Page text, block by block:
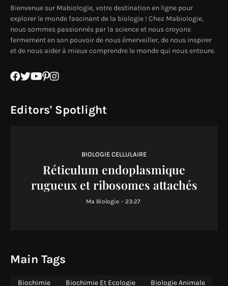
Bienvenue sur Mabiologie, votre destination en ligne pour
explorer le monde fascinant de la biologie ! Chez Mabiologie,
nous sommes passionnés par la science et nous croyons
fermement en son pouvoir de nous émerveiller, de nous inspirer
et de nous aider à mieux comprendre le monde qui nous entoure.
Editors' Spotlight
BIOLOGIE CELLULAIRE
Réticulum endoplasmique
rugueux et ribosomes attachés
Ma Biologie - 23:27
Main Tags
Biochimie Biochimie Et Ecologie Biologie Animale